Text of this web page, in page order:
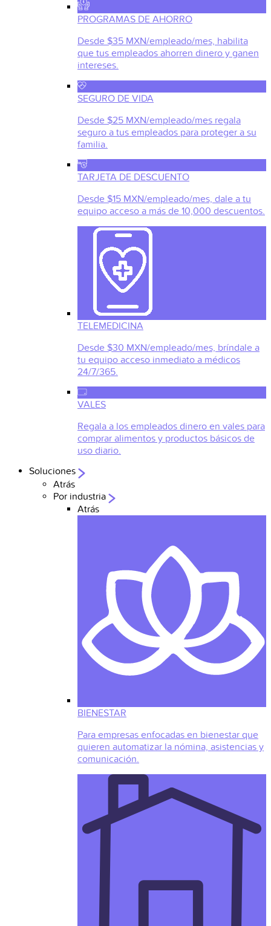
PROGRAMAS DE AHORRO
Desde $35 MXN/empleado/mes, habilita
que tus empleados ahorren dinero y ganen
intereses.
SEGURO DE VIDA
Desde $25 MXN/empleado/mes regala
seguro a tus empleados para proteger a su
familia.
TARJETA DE DESCUENTO
Desde $15 MXN/empleado/mes, dale a tu
equipo acceso a más de 10,000 descuentos.
TELEMEDICINA
Desde $30 MXN/empleado/mes, bríndale a
tu equipo acceso inmediato a médicos
24/7/365.
VALES
Regala a los empleados dinero en vales para
comprar alimentos y productos básicos de
uso diario.
Soluciones
Atrás
Por industria
Atrás
BIENESTAR
Para empresas enfocadas en bienestar que
quieren automatizar la nómina, asistencias y
comunicación.